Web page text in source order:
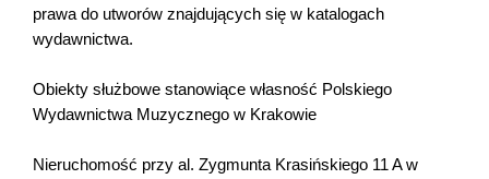
prawa do utworów znajdujących się w katalogach
wydawnictwa.
Obiekty służbowe stanowiące własność Polskiego
Wydawnictwa Muzycznego w Krakowie
Nieruchomość przy al. Zygmunta Krasińskiego 11 A w